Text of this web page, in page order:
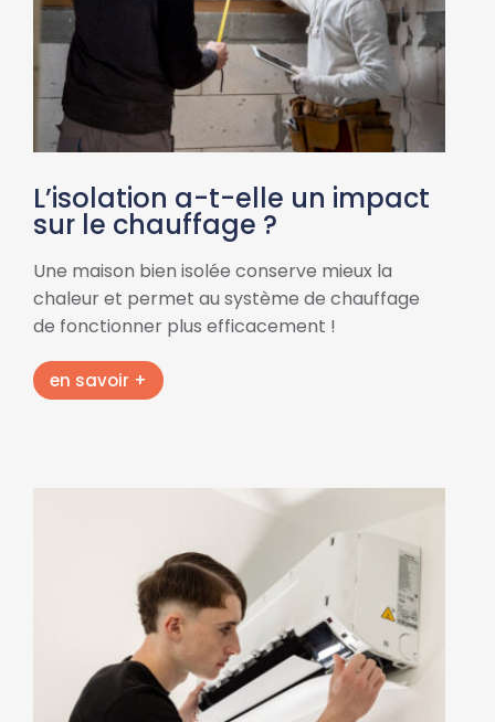
L’isolation a-t-elle un impact
sur le chauffage ?
Une maison bien isolée conserve mieux la
chaleur et permet au système de chauffage
de fonctionner plus efficacement !
en savoir +